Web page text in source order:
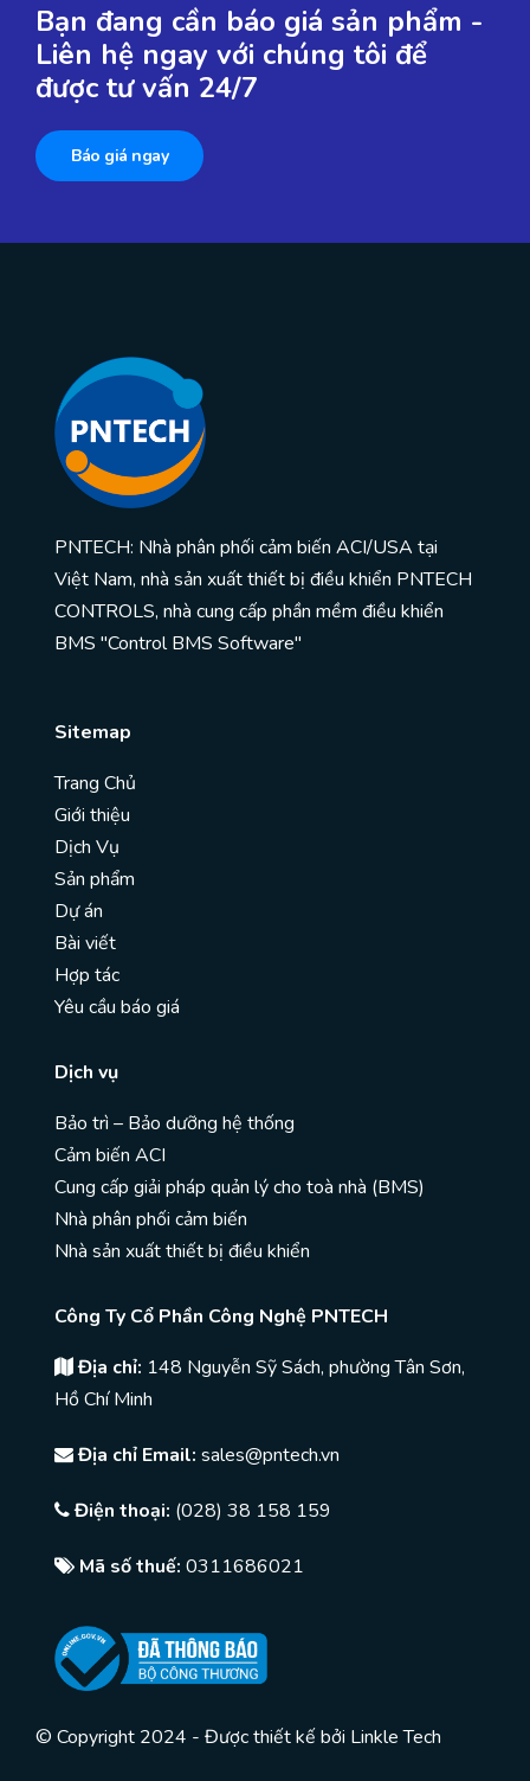
Bạn đang cần báo giá sản phẩm -
Liên hệ ngay với chúng tôi để
được tư vấn 24/7
Báo giá ngay
PNTECH: Nhà phân phối cảm biến ACI/USA tại
Việt Nam, nhà sản xuất thiết bị điều khiển PNTECH
CONTROLS, nhà cung cấp phần mềm điều khiển
BMS "Control BMS Software"
Sitemap
Trang Chủ
Giới thiệu
Dịch Vụ
Sản phẩm
Dự án
Bài viết
Hợp tác
Yêu cầu báo giá
Dịch vụ
Bảo trì – Bảo dưỡng hệ thống
Cảm biến ACI
Cung cấp giải pháp quản lý cho toà nhà (BMS)
Nhà phân phối cảm biến
Nhà sản xuất thiết bị điều khiển
Công Ty Cổ Phần Công Nghệ PNTECH
Địa chỉ: 148 Nguyễn Sỹ Sách, phường Tân Sơn,
Hồ Chí Minh
Địa chỉ Email: sales@pntech.vn
Điện thoại: (028) 38 158 159
Mã số thuế: 0311686021
© Copyright 2024 - Được thiết kế bởi Linkle Tech